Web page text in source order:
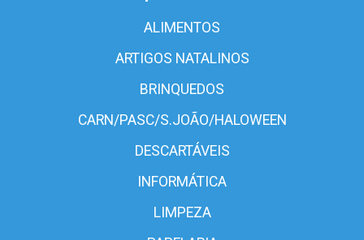
ALIMENTOS
ARTIGOS NATALINOS
BRINQUEDOS
CARN/PASC/S.JOÃO/HALOWEEN
DESCARTÁVEIS
INFORMÁTICA
LIMPEZA